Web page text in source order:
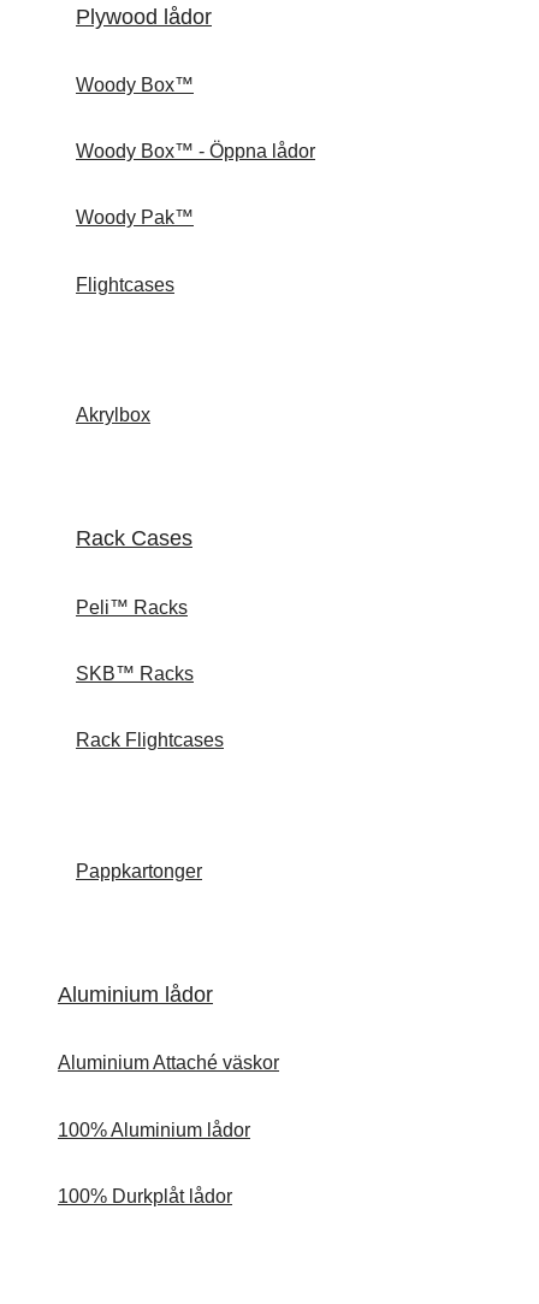
Plywood lådor
Woody Box™
Woody Box™ - Öppna lådor
Woody Pak™
Flightcases
Akrylbox
Rack Cases
Peli™ Racks
SKB™ Racks
Rack Flightcases
Pappkartonger
Aluminium lådor
Aluminium Attaché väskor
100% Aluminium lådor
100% Durkplåt lådor